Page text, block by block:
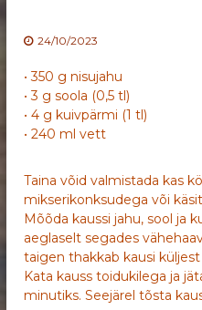
24/10/2023
• 350 g nisujahu
• 3 g soola (0,5 tl)
• 4 g kuivpärmi (1 tl)
• 240 ml vett
Taina võid valmistada kas
mikserikonksudega või
Mõõda kaussi jahu, sool ja
aeglaselt segades
taigen thakkab kausi
Kata kauss toidukilega ja
minutiks. Seejärel tõsta